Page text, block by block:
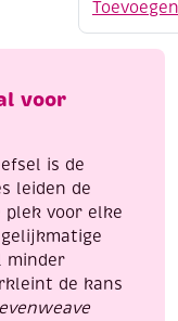
Toevoegen
10
voor
is de
leiden de
plek voor elke
minder
de kans
evenweave